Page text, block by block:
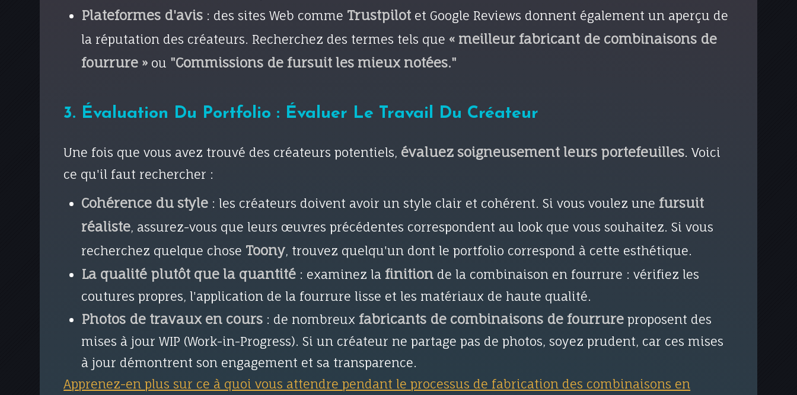
Plateformes d'avis : des sites Web comme Trustpilot et Google Reviews donnent également un aperçu de
la réputation des créateurs. Recherchez des termes tels que « meilleur fabricant de combinaisons de
fourrure » ou "Commissions de fursuit les mieux notées."
3. Évaluation Du Portfolio : Évaluer Le Travail Du Créateur
Une fois que vous avez trouvé des créateurs potentiels, évaluez soigneusement leurs portefeuilles. Voici
ce qu'il faut rechercher :
Cohérence du style : les créateurs doivent avoir un style clair et cohérent. Si vous voulez une fursuit
réaliste, assurez-vous que leurs œuvres précédentes correspondent au look que vous souhaitez. Si vous
recherchez quelque chose Toony, trouvez quelqu'un dont le portfolio correspond à cette esthétique.
La qualité plutôt que la quantité : examinez la finition de la combinaison en fourrure : vérifiez les
coutures propres, l'application de la fourrure lisse et les matériaux de haute qualité.
Photos de travaux en cours : de nombreux fabricants de combinaisons de fourrure proposent des
mises à jour WIP (Work-in-Progress). Si un créateur ne partage pas de photos, soyez prudent, car ces mises
à jour démontrent son engagement et sa transparence.
Apprenez-en plus sur ce à quoi vous attendre pendant le processus de fabrication des combinaisons en